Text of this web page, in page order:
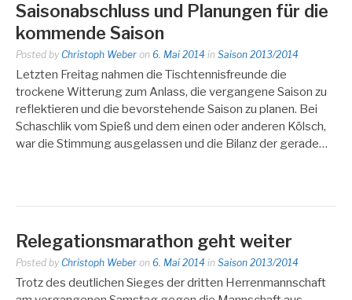
Saisonabschluss und Planungen für die
kommende Saison
Posted by Christoph Weber on 6. Mai 2014 in Saison 2013/2014
Letzten Freitag nahmen die Tischtennisfreunde die
trockene Witterung zum Anlass, die vergangene Saison zu
reflektieren und die bevorstehende Saison zu planen. Bei
Schaschlik vom Spieß und dem einen oder anderen Kölsch,
war die Stimmung ausgelassen und die Bilanz der gerade…
Relegationsmarathon geht weiter
Posted by Christoph Weber on 6. Mai 2014 in Saison 2013/2014
Trotz des deutlichen Sieges der dritten Herrenmannschaft